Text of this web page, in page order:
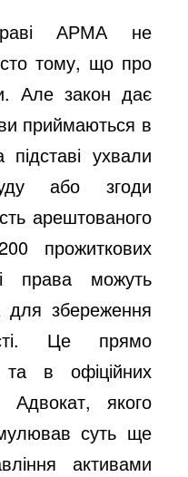
АРМА не
тому, що про
Але закон дає
приймаються в
ухвали
або згоди
арештованого
прожиткових
права можуть
збереження
Це прямо
в офіційних
Адвокат, якого
суть ще
активами